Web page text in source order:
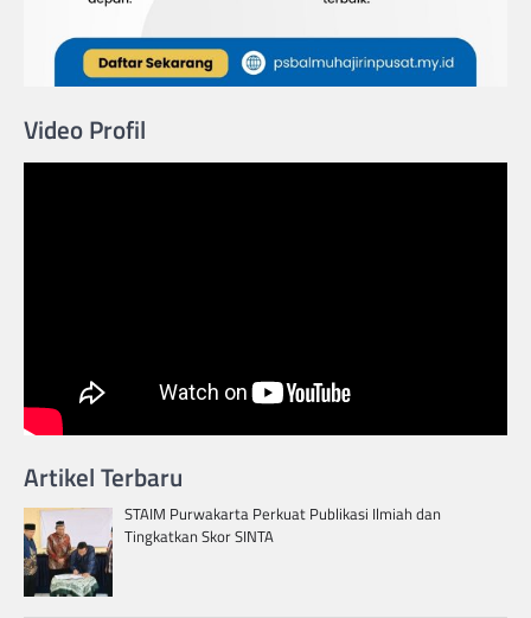
Video Profil
Artikel Terbaru
STAIM Purwakarta Perkuat Publikasi Ilmiah dan
Tingkatkan Skor SINTA